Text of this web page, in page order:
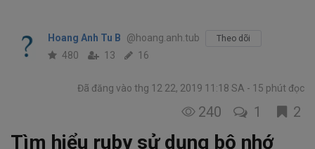
Hoang Anh Tu B @hoang.anh.tub Theo dõi
480 13 16
Đã đăng vào thg 12 22, 2019 11:18 SA 15 phút đọc
240 1 2
Tìm hiểu ruby sử dụng bộ nhớ